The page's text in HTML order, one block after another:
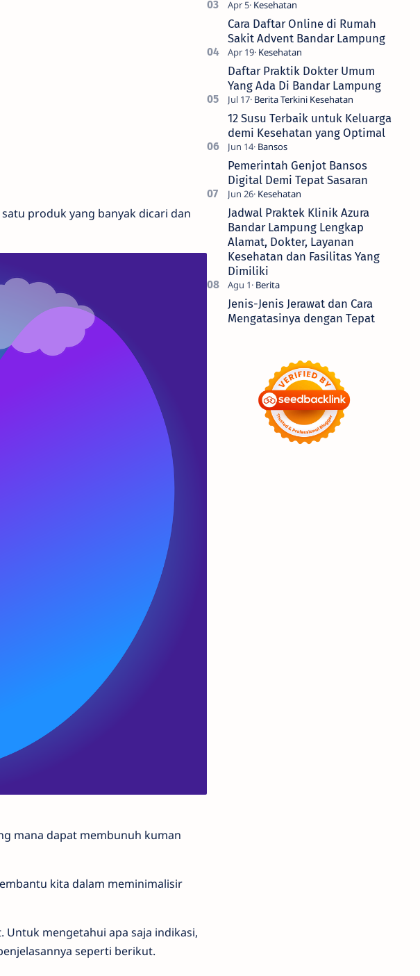
produk yang banyak dicari dan
mana dapat membunuh kuman
kita dalam meminimalisir
mengetahui apa saja indikasi,
seperti berikut.
Cara Daftar Online di Rumah
Sakit Advent Bandar Lampung
Daftar Praktik Dokter Umum
Yang Ada Di Bandar Lampung
12 Susu Terbaik untuk Keluarga
demi Kesehatan yang Optimal
Pemerintah Genjot Bansos
Digital Demi Tepat Sasaran
Jadwal Praktek Klinik Azura
Bandar Lampung Lengkap
Alamat, Dokter, Layanan
Kesehatan dan Fasilitas Yang
Dimiliki
Jenis-Jenis Jerawat dan Cara
Mengatasinya dengan Tepat